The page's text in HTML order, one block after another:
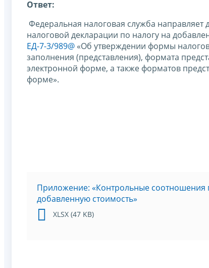
Ответ:
Федеральная налоговая служба
налоговой декларации по налогу на
ЕД-7-3/989@ «Об утверждении формы
заполнения (представления), формата
электронной форме, а также форматов
форме».
Приложение: «Контрольные соотношения
добавленную стоимость»
XLSX (47 KB)